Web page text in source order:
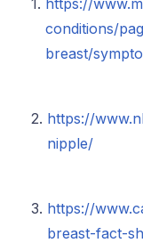
conditions/
breast/
https://
nipple/
https://
breast-fact-